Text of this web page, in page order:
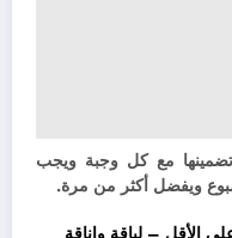
تضمينها مع كل وجبة ويجب
ويفضل أكثر من مرة.